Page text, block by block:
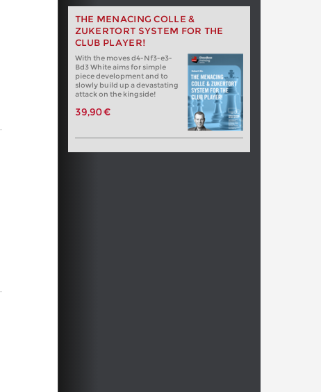
THE MENACING COLLE &
ZUKERTORT SYSTEM FOR THE
CLUB PLAYER!
With the moves d4-Nf3-e3-
Bd3 White aims for simple
piece development and to
slowly build up a devastating
attack on the kingside!
39,90 €